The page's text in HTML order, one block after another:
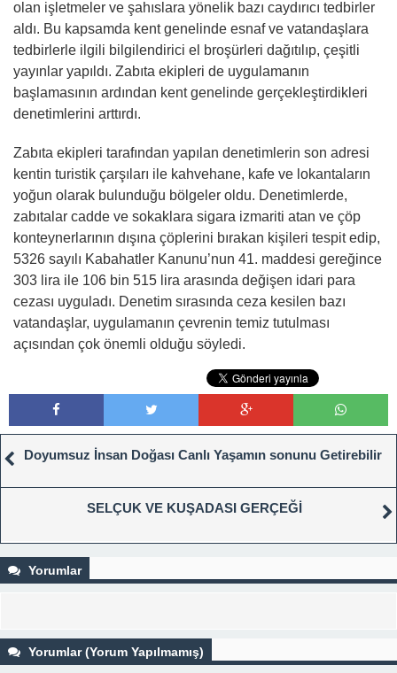
olan işletmeler ve şahıslara yönelik bazı caydırıcı tedbirler
aldı. Bu kapsamda kent genelinde esnaf ve vatandaşlara
tedbirlerle ilgili bilgilendirici el broşürleri dağıtılıp, çeşitli
yayınlar yapıldı. Zabıta ekipleri de uygulamanın
başlamasının ardından kent genelinde gerçekleştirdikleri
denetimlerini arttırdı.
Zabıta ekipleri tarafından yapılan denetimlerin son adresi
kentin turistik çarşıları ile kahvehane, kafe ve lokantaların
yoğun olarak bulunduğu bölgeler oldu. Denetimlerde,
zabıtalar cadde ve sokaklara sigara izmariti atan ve çöp
konteynerlarının dışına çöplerini bırakan kişileri tespit edip,
5326 sayılı Kabahatler Kanunu’nun 41. maddesi gereğince
303 lira ile 106 bin 515 lira arasında değişen idari para
cezası uyguladı. Denetim sırasında ceza kesilen bazı
vatandaşlar, uygulamanın çevrenin temiz tutulması
açısından çok önemli olduğu söyledi.
Doyumsuz İnsan Doğası Canlı Yaşamın sonunu Getirebilir
SELÇUK VE KUŞADASI GERÇEĞİ
Yorumlar
Yorumlar (Yorum Yapılmamış)